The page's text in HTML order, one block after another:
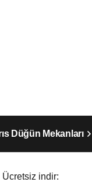
Düğün Mekanları
Ücretsiz indir: